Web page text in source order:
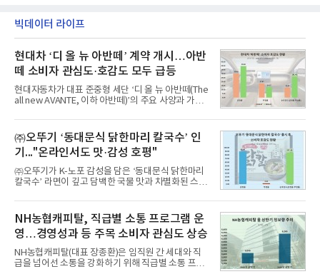
빅데이터 라이프
현대차 ‘디 올 뉴 아반떼’ 계약 개시…아반
떼 소비자 관심도·호감도 모두 급등
현대자동차가 대표 준중형 세단 ‘디 올 뉴 아반떼(The
all new AVANTE, 이하 아반떼)’의 주요 사양과 가격
떼는 6년 만에 선보이는 8세대 완전변경 모델로, ▲정
교한 선과 면을 중심으로 완성한 파격적인 디자인 ▲
과거 중형 세단 수준으로 확대된 차체 제원 ▲글로벌
최고 수준의 안전성 ▲성능과 효율을 동시에 높인 주
행 완성도 ▲첨단 편의 및 디지털 사양 적용 등을 통해
글로벌 준중형 세단의 새로운 기준을 세웠다.아반떼
는 가솔린 2.0과 1.6 하이브리드 두 가지 파워트레인
넘
㈜오뚜기 ‘동대문식 닭한마리 칼국수’ 인
기..."온라인서도 맛·감성 호평"
㈜오뚜기가 K-노포 감성을 담은 ‘동대문식 닭한마리
칼국수’ 라면이 깊고 담백한 국물 맛과 차별화된 스토
혔다.‘동대문식 닭한마리 칼국수’는 예상을 뛰어넘는
소비자 호응에 힘입어 지난 7월 13일 첫 선을 보인 지
단 18일 만에 누적 판매량 50만 개를 돌파하는 성과를
거두었다.이번 신제품은 개발진이 전국의 닭한마리
전문점을 직접 찾아 다니며 최적의 육수 비율을 완성
했다. 자극적이지 않으면서도 깊은 닭육수에 마늘의
개운한 풍미를 더했으며, 국물이 잘 배어들면서도 쫄
NH농협캐피탈, 직급별 소통 프로그램 운
영…경영성과 등 주목 소비자 관심도 상승
NH농협캐피탈(대표 장종환)은 임직원 간 세대와 직
급을 넘어선 소통을 강화하기 위해 직급별 소통 프로